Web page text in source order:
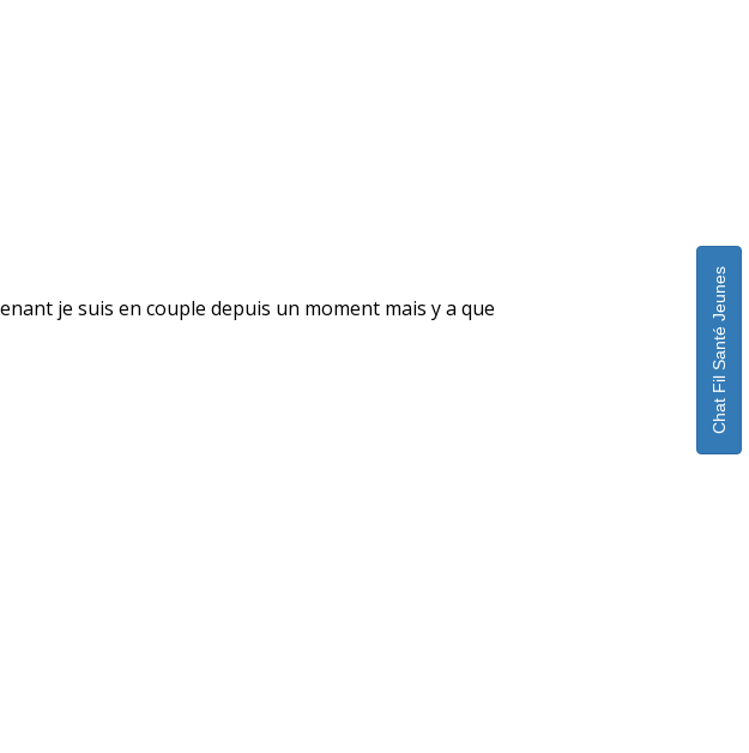
je suis en couple depuis un moment mais y a que
Chat Fil Santé Jeunes